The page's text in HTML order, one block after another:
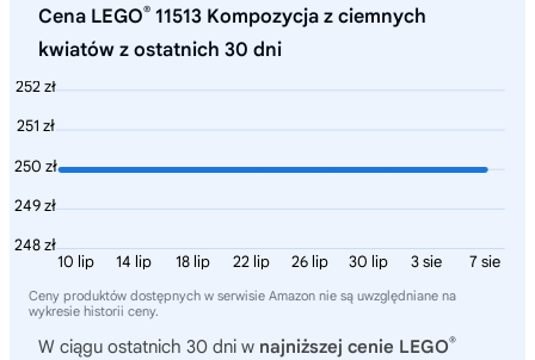
Cena LEGO® 11513 Kompozycja z ciemnych
kwiatów z ostatnich 30 dni
252 zł
251 zł
250 zł
249 zł
248 zł
7 sie
3 sie
30 lip
26 lip
22 lip
18 lip
14 lip
10 lip
Ceny produktów dostępnych w serwisie Amazon nie są uwzględniane na
wykresie historii ceny.
W ciągu ostatnich 30 dni w najniższej cenie LEGO®